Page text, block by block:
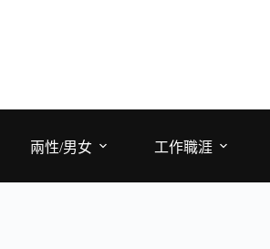
兩性/男女 工作職涯